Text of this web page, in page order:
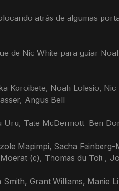
atrás de algumas
de Nic White para guiar
Koroibete, Noah Lolesio,
Angus Bell
Tate McDermott, Ben
Mapimpi, Sacha
(c), Thomas du Toit ,
Grant Williams, Manie